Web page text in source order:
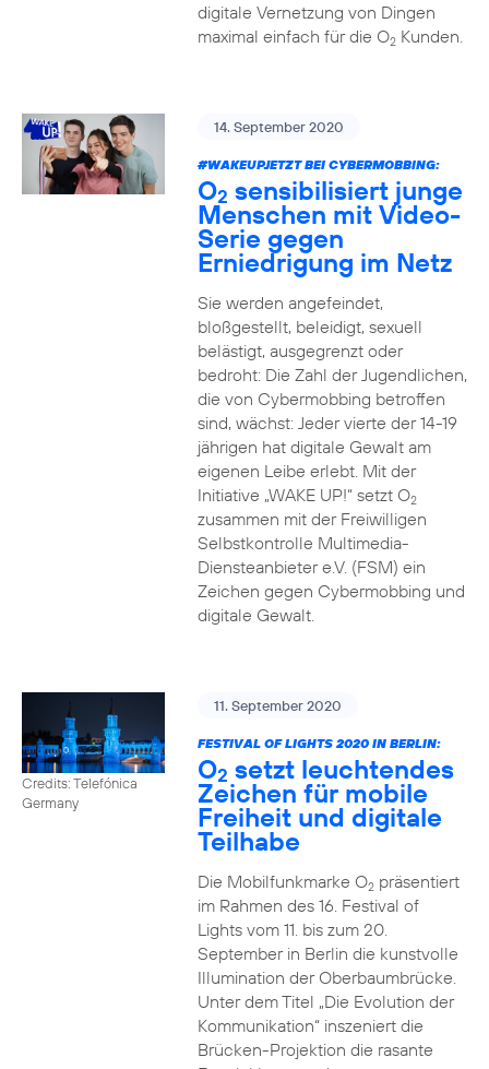
digitale Vernetzung von Dingen
maximal einfach für die O2Kunden.
14. September 2020
#WAKEUPJETZT BEI CYBERMOBBING:
O2 sensibilisiert junge
Menschen mit Video-
Serie gegen
Erniedrigung im Netz
Sie werden angefeindet,
bloßgestellt, beleidigt, sexuell
belästigt, ausgegrenzt oder
bedroht: Die Zahl der Jugendlichen,
die von Cybermobbing betroffen
sind, wächst: Jeder vierte der 14-19
jährigen hat digitale Gewalt am
eigenen Leibe erlebt. Mit der
Initiative „WAKE UP!“ setzt O2
zusammen mit der Freiwilligen
Selbstkontrolle Multimedia-
Diensteanbieter e.V. (FSM) ein
Zeichen gegen Cybermobbing und
digitale Gewalt.
Credits: Telefónica
Germany
11. September 2020
FESTIVAL OF LIGHTS 2020 IN BERLIN:
O2 setzt leuchtendes
Zeichen für mobile
Freiheit und digitale
Teilhabe
Die Mobilfunkmarke O2präsentiert
im Rahmen des 16. Festival of
Lights vom 11. bis zum 20.
September in Berlin die kunstvolle
Illumination der Oberbaumbrücke.
Unter dem Titel „Die Evolution der
Kommunikation“ inszeniert die
Brücken-Projektion die rasante